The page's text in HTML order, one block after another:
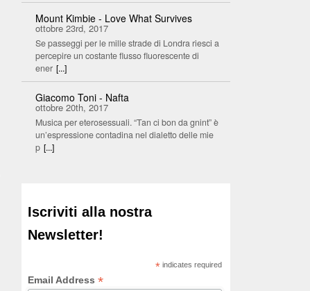
Mount Kimbie - Love What Survives
ottobre 23rd, 2017
Se passeggi per le mille strade di Londra riesci a
percepire un costante flusso fluorescente di
ener [...]
Giacomo Toni - Nafta
ottobre 20th, 2017
Musica per eterosessuali. “Tan ci bon da gnint” è
un’espressione contadina nel dialetto delle mie
p [...]
Iscriviti alla nostra
Newsletter!
* indicates required
Email Address*